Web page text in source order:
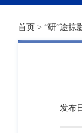
首页 > “研”途掠
发布